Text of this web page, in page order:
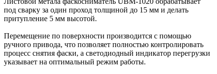
под сварку за один проход толщиной до 15 мм и делать
притупление 5 мм высотой.
Перемещение по поверхности производится с помощью
ручного привода, что позволяет полностью контролировать
процесс снятия фаски, а светодиодный индикатор перегрузки
указывает на оптимальный режим работы.